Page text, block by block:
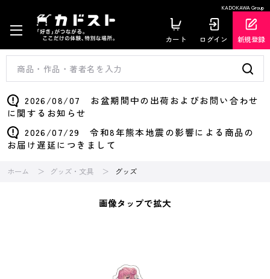
KADOKAWA Group
カート ログイン 新規登録
2026/08/07 お盆期間中の出荷およびお問い合わせ
に関するお知らせ
2026/07/29 令和8年熊本地震の影響による商品の
お届け遅延につきまして
ホーム グッズ・文具 グッズ
画像タップで拡大